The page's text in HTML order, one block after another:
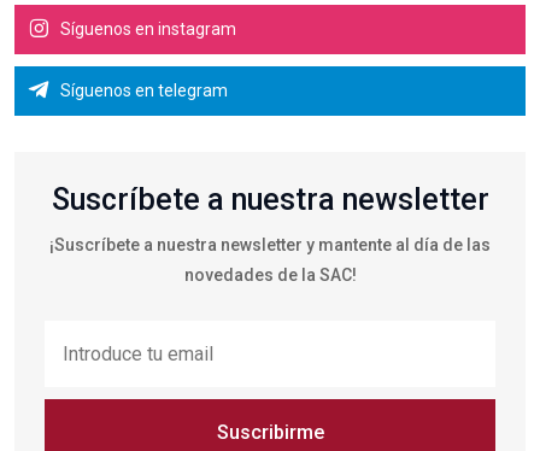
Síguenos en instagram
Síguenos en telegram
Suscríbete a nuestra newsletter
¡Suscríbete a nuestra newsletter y mantente al día de las
novedades de la SAC!
Suscribirme